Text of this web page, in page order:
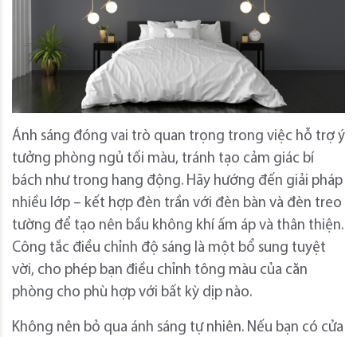
Ánh sáng đóng vai trò quan trọng trong việc hỗ trợ ý
tưởng phòng ngủ tối màu, tránh tạo cảm giác bí
bách như trong hang động. Hãy hướng đến giải pháp
nhiều lớp – kết hợp đèn trần với đèn bàn và đèn treo
tường để tạo nên bầu không khí ấm áp và thân thiện.
Công tắc điều chỉnh độ sáng là một bổ sung tuyệt
vời, cho phép bạn điều chỉnh tông màu của căn
phòng cho phù hợp với bất kỳ dịp nào.
Không nên bỏ qua ánh sáng tự nhiên. Nếu bạn có cửa